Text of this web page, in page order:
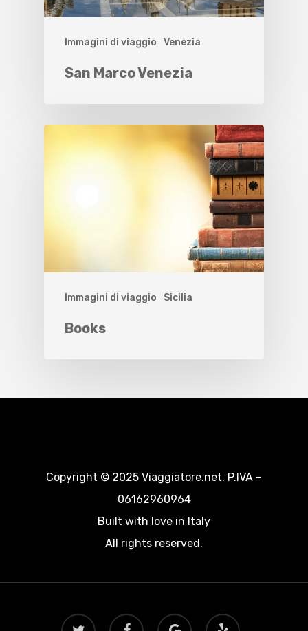
Immagini di viaggio Venezia
San Marco Venezia
Immagini di viaggio Sicilia
Books
Copyright © 2025 Viaggiatore.net. P.IVA –
06162960964
Built with love in Italy
All rights reserved.
twitter facebook
google-
yelp